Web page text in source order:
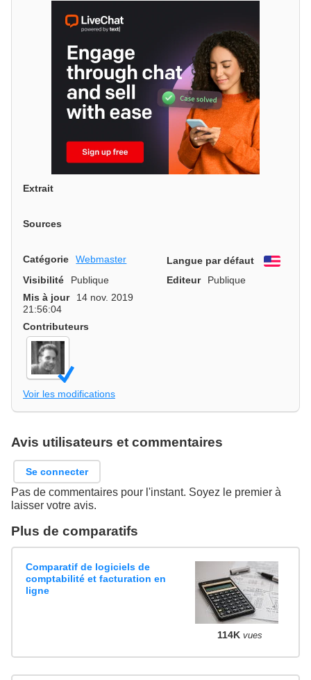
Extrait
Sources
Catégorie Webmaster Langue par défaut
Visibilité
Publique Editeur
Publique
Mis à jour
14 nov. 2019
21:56:04
Contributeurs
Voir les modifications
Avis utilisateurs et commentaires
Se connecter
Pas de commentaires pour l'instant. Soyez le premier à
laisser votre avis.
Plus de comparatifs
Comparatif de logiciels de
comptabilité et facturation en
ligne
114K vues